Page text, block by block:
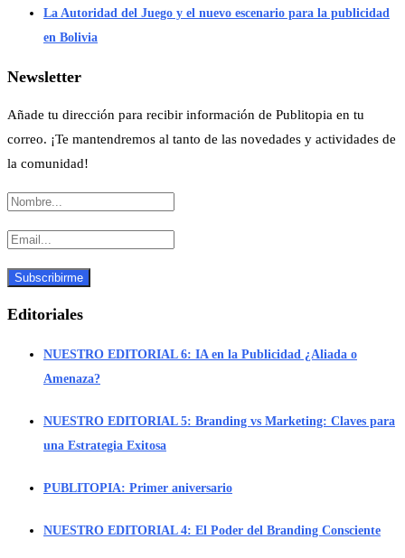
La Autoridad del Juego y el nuevo escenario para la publicidad
en Bolivia
Newsletter
Añade tu dirección para recibir información de Publitopia en tu
correo. ¡Te mantendremos al tanto de las novedades y actividades de
la comunidad!
Editoriales
NUESTRO EDITORIAL 6: IA en la Publicidad ¿Aliada o
Amenaza?
NUESTRO EDITORIAL 5: Branding vs Marketing: Claves para
una Estrategia Exitosa
PUBLITOPIA: Primer aniversario
NUESTRO EDITORIAL 4: El Poder del Branding Consciente